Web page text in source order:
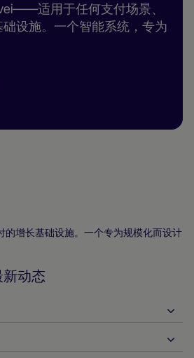
适用于任何支付场景、
设施。一个智能系统，专为
的增长基础设施。一个专为规模化而设计
动态